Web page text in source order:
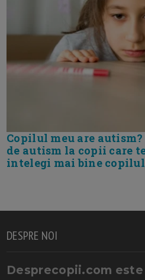
Copilul meu are
de autism la copii care
intelegi mai bine copilul
DESPRE NOI
Desprecopii.com este